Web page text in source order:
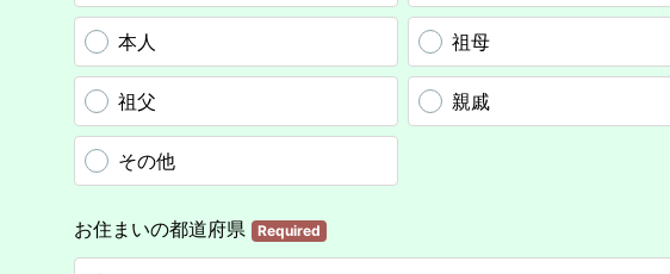
本人 祖母
祖父 親戚
その他
お住まいの都道府県 Required